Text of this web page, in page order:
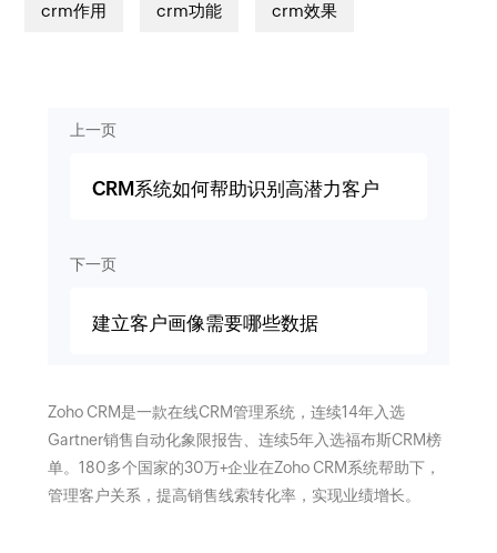
crm作用 crm功能 crm效果
上一页
CRM系统如何帮助识别高潜力客户
下一页
建立客户画像需要哪些数据
Zoho CRM是一款在线CRM管理系统，连续14年入选
Gartner销售自动化象限报告、连续5年入选福布斯CRM榜
单。180多个国家的30万+企业在Zoho CRM系统帮助下，
管理客户关系，提高销售线索转化率，实现业绩增长。